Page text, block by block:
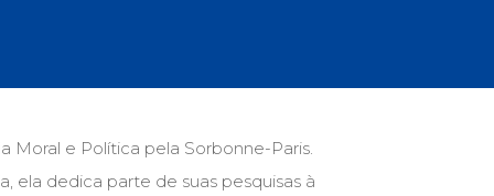
(278)
de referência (48)
Psicoterapia (799)
Moral e Política pela Sorbonne-Paris.
ela dedica parte de suas pesquisas à